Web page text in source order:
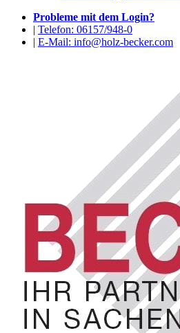
Probleme mit dem Login?
| Telefon: 06157/948-0
| E-Mail: info@holz-becker.com